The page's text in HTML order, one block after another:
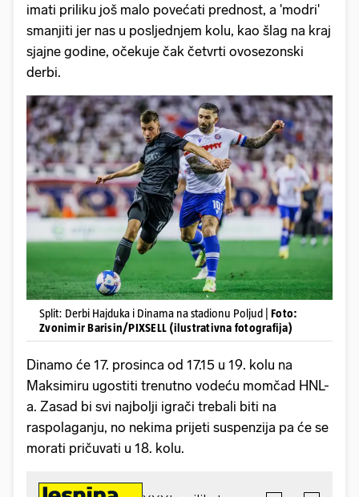
imati priliku još malo povećati prednost, a 'modri'
smanjiti jer nas u posljednjem kolu, kao šlag na kraj
sjajne godine, očekuje čak četvrti ovosezonski
derbi.
Split: Derbi Hajduka i Dinama na stadionu Poljud | Foto:
Zvonimir Barisin/PIXSELL (ilustrativna fotografija)
Dinamo će 17. prosinca od 17.15 u 19. kolu na
Maksimiru ugostiti trenutno vodeću momčad HNL-
a. Zasad bi svi najbolji igrači trebali biti na
raspolaganju, no nekima prijeti suspenzija pa će se
morati pričuvati u 18. kolu.